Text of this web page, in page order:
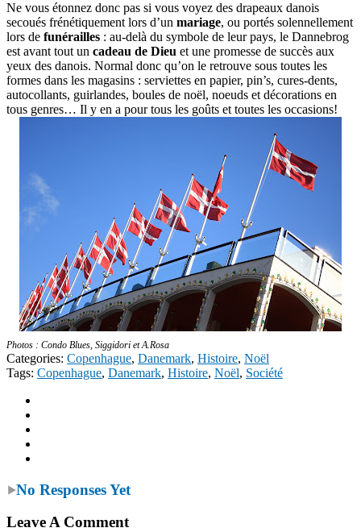
Ne vous étonnez donc pas si vous voyez des drapeaux danois
secoués frénétiquement lors d’un mariage, ou portés solennellement
lors de funérailles : au-delà du symbole de leur pays, le Dannebrog
est avant tout un cadeau de Dieu et une promesse de succès aux
yeux des danois. Normal donc qu’on le retrouve sous toutes les
formes dans les magasins : serviettes en papier, pin’s, cures-dents,
autocollants, guirlandes, boules de noël, noeuds et décorations en
tous genres… Il y en a pour tous les goûts et toutes les occasions!
Photos : Condo Blues, Siggidori et A.Rosa
Categories: Copenhague, Danemark, Histoire, Noël
Tags: Copenhague, Danemark, Histoire, Noël, Société
No Responses Yet
Leave A Comment